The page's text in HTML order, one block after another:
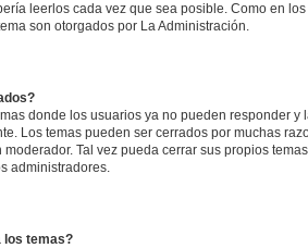
leerlos cada vez que sea posible. Como en
son otorgados por La Administración.
donde los usuarios ya no pueden responder y
Los temas pueden ser cerrados por muchas
Tal vez pueda cerrar sus propios
administradores.
los temas?